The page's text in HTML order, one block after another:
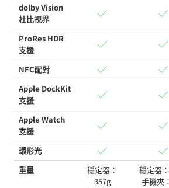
dolby Vision
杜比視界
ProRes HDR
支援
NFC配對
Apple DockKit
支援
Apple Watch
支援
環形光
重量
穩定器：
357g
穩定器
手機夾